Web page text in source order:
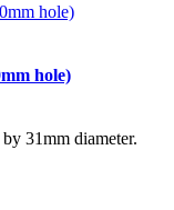
hole)
31mm diameter.